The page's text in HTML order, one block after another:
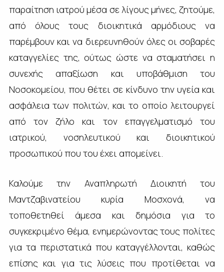
παραίτηση ιατρού μέσα σε λίγους μήνες, ζητούμε,
από όλους τους διοικητικά αρμόδιους να
παρέμβουν και να διερευνηθούν όλες οι σοβαρές
καταγγελίες της, ούτως ώστε να σταματήσει η
συνεχής απαξίωση και υποβάθμιση του
Νοσοκομείου, που θέτει σε κίνδυνο την υγεία και
ασφάλεια των πολιτών, και το οποίο λειτουργεί
από τον ζήλο και τον επαγγελματισμό του
ιατρικού, νοσηλευτικού και διοικητικού
προσωπικού που του έχει απομείνει.
Καλούμε την Αναπληρωτή Διοικητή του
Μαντζαβινατείου κυρία Μοσχονά, να
τοποθετηθεί άμεσα και δημόσια για το
συγκεκριμένο θέμα, ενημερώνοντας τους πολίτες
για τα περιστατικά που καταγγέλλονται, καθώς
επίσης και για τις λύσεις που προτίθεται να